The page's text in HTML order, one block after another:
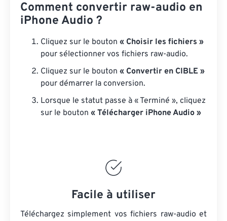
Comment convertir raw-audio en
iPhone Audio ?
Cliquez sur le bouton « Choisir les fichiers »
pour sélectionner vos fichiers raw-audio.
Cliquez sur le bouton « Convertir en CIBLE »
pour démarrer la conversion.
Lorsque le statut passe à « Terminé », cliquez
sur le bouton « Télécharger iPhone Audio »
Facile à utiliser
Téléchargez simplement vos fichiers raw-audio et